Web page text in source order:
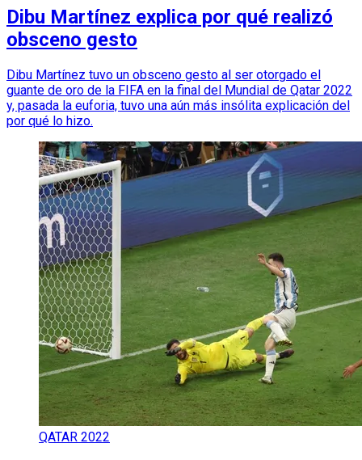
Dibu Martínez explica por qué realizó
obsceno gesto
Dibu Martínez tuvo un obsceno gesto al ser otorgado el
guante de oro de la FIFA en la final del Mundial de Qatar 2022
y, pasada la euforia, tuvo una aún más insólita explicación del
por qué lo hizo.
QATAR 2022